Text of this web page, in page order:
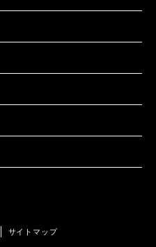
サイトマップ